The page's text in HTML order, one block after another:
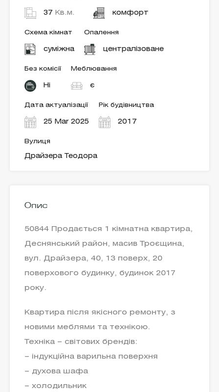
37 Кв.м. комфорт
Схема кімнат
суміжна
Опалення
централізоване
Без комісії
Ні
Меблювання
є
Дата актуалізації
25 Mar 2025
Рік будівництва
2017
Вулиця
Драйзера Теодора
Опис
50844 Продається 1 кімнатна квартира,
Деснянський район, масив Троєщина,
вул. Драйзера, 40, 13 поверх, 20
поверхового будинку, будинок 2017
року.
Квартира після якісного ремонту, з
новими меблями та технікою.
Техніка – світових брендів:
– індукційна варильна поверхня
– духова шафа
– холодильник